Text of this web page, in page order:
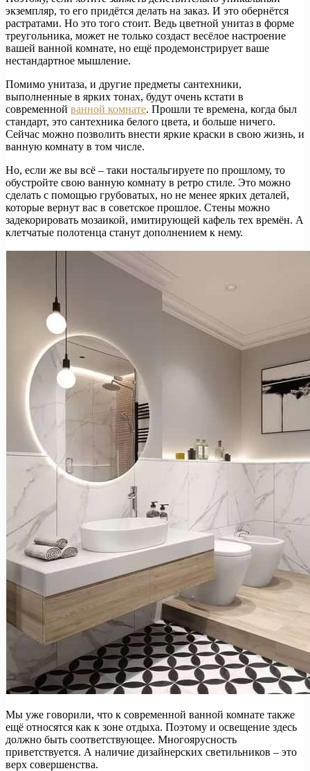
экземпляр, то его придётся делать на заказ. И это обернётся
растратами. Но это того стоит. Ведь цветной унитаз в форме
треугольника, может не только создаст весёлое настроение
вашей ванной комнате, но ещё продемонстрирует ваше
нестандартное мышление.
Помимо унитаза, и другие предметы сантехники,
выполненные в ярких тонах, будут очень кстати в
современной ванной комнате. Прошли те времена, когда был
стандарт, это сантехника белого цвета, и больше ничего.
Сейчас можно позволить внести яркие краски в свою жизнь, и
ванную комнату в том числе.
Но, если же вы всё – таки ностальгируете по прошлому, то
обустройте свою ванную комнату в ретро стиле. Это можно
сделать с помощью грубоватых, но не менее ярких деталей,
которые вернут вас в советское прошлое. Стены можно
задекорировать мозаикой, имитирующей кафель тех времён. А
клетчатые полотенца станут дополнением к нему.
Мы уже говорили, что к современной ванной комнате также
ещё относятся как к зоне отдыха. Поэтому и освещение здесь
должно быть соответствующее. Многоярусность
приветствуется. А наличие дизайнерских светильников – это
верх совершенства.